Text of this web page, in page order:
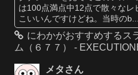
は100点満点中12点で散々なレ
こいいんですけどね。当時のb...
にわかがおすすめするス
ム（６７７） -
メタさん